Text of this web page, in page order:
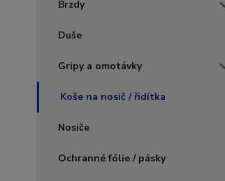
Brzdy
Duše
Gripy a omotávky
Koše na nosič / řidítka
Nosiče
Ochranné fólie / pásky